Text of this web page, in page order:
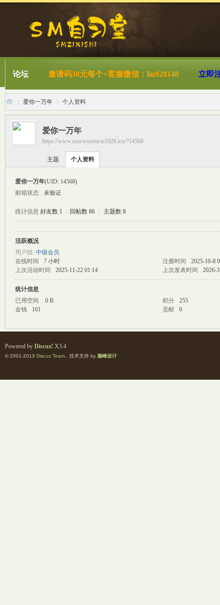
论坛 邀请码30元每个+客服微信：lin928148 立即
›
爱你一万年
›
个人资料
爱你一万年
https://www.zxscwyoencte1026.icu/?14568
主题 个人资料
爱你一万年(UID: 14568)
邮箱状态
未验证
统计信息 好友数 1 回帖数 86 主题数 8
活跃概况
用户组 中级会员
在线时间
7 小时 注册时间
2025-10-8
上次活动时间
2025-11-22 01:14 上次发表时间 2026-
统计信息
已用空间
0 B 积分
255
金钱
161 贡献 0
Powered by Discuz! X3.4
© 2001-2013 Discuz Team. . 技术支持 by 巅峰设计